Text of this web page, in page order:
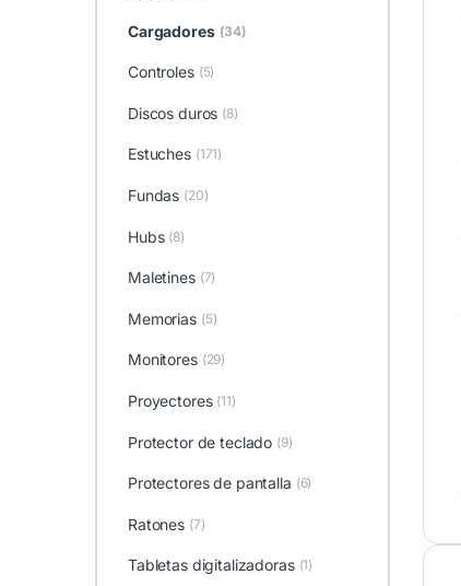
Cargadores (34)
Controles (5)
Discos duros (8)
Estuches (171)
Fundas (20)
Hubs (8)
Maletines (7)
Memorias (5)
Monitores (29)
Proyectores (11)
Protector de teclado (9)
Protectores de pantalla (6)
Ratones (7)
Tabletas digitalizadoras (1)